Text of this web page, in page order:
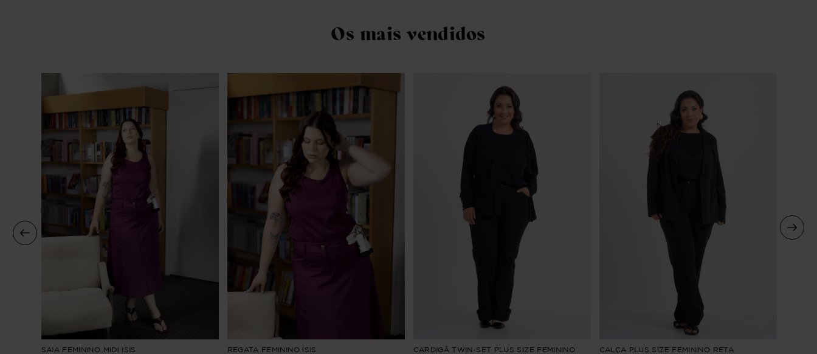
Os mais vendidos
SAIA FEMININO MIDI ISIS REGATA FEMININO ISIS
CARDIGÃ TWIN-SET PLUS SIZE FEMININO
CALÇA PLUS SIZE FEMININO RETA